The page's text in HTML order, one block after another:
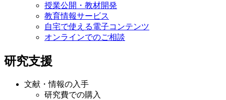
授業公開・教材開発
教育情報サービス
自宅で使える電子コンテンツ
オンラインでのご相談
研究支援
文献・情報の入手
研究費での購入